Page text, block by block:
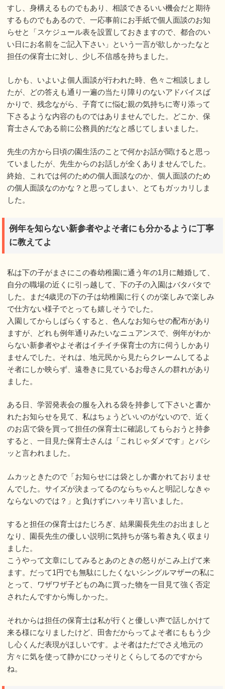
すし、身構えるものでもあり、相談できるいい機会だと期待
するものでもあるので、一応事前にお手紙で個人面談のお知
らせと「スケジュール表を設置しておきますので、都合のい
い日にお名前をご記入下さい」という一言が欲しかったなと
担任の保育士に対し、少し不信感を持ちました。
しかも、いよいよ個人面談が行われた時、色々ご相談しまし
たが、どの答えも通り一遍の当たり障りのないアドバイスば
かりで、残念ながら、子育てに悩む親の気持ちに寄り添って
下さるような内容のものではありませんでした。どこか、保
育士さんである前に公務員的だなと感じてしまいました。
先生の方から日頃の園生活のことで何かお話が聞けると思っ
ていましたが、先生からのお話しが全くありませんでした。
終始、これでは何のための個人面談なのか、個人面談のため
の個人面談なのかな？と思ってしまい、とてもガッカリしま
した。
例年を知らない新参者やよそ者にも分かるように丁寧
に教えてよ
私は下の子がまさにこの春幼稚園に通う年の1月に離婚して、
自分の職場の近くに引っ越して、下の子の入園はバタバタで
した。まだ4歳児の下の子は幼稚園に行くのが楽しみで楽しみ
で仕方ない様子でとっても嬉しそうでした。
入園してからしばらくすると、色んなお知らせの配布があり
ますが、どれも例年通りみたいなニュアンスで、例年がわか
らない新参者やよそ者はイチイチ保育士の方に伺うしかあり
ませんでした。それは、地元民から見たらクレームしてるよ
そ者にしか映らず、遠巻きに見ているお母さんの群れがあり
ました。
ある日、学習発表会の服を入れる袋を持参して下さいと書か
れたお知らせを見て、私はちょうどいいのがないので、近く
のお店で袋を買って担任の保育士に確認してもらおうと持参
すると、一目見た保育士さんは「これじゃダメです」とバシ
ッと言われました。
ムカッときたので「お知らせには袋としか書かれておりませ
んでした。サイズが決まってるのならちゃんと明記しなきゃ
ならないのでは？」と負けずにハッキリ言いました。
すると担任の保育士はたじろぎ、結果園長先生のお出ましと
なり、園長先生の優しい説明に気持ちが落ち着き丸く収まり
ました。
こうやって文章にしてみるとあのときの怒りがこみ上げて来
ます。だって1円でも無駄にしたくないシングルマザーの私に
とって、ワザワザ子どもの為に買った物を一目見て強く否定
されたんですから悔しかった。
それからは担任の保育士は私が行くと優しい声で話しかけて
来る様になりましたけど、田舎だからってよそ者にももう少
し心くんだ表現がほしいです。よそ者はただでさえ地元の
方々に気を使って静かにひっそりとくらしてるのですから
ね。